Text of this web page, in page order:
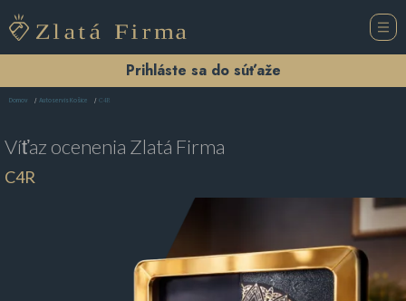
Prihláste sa do súťaže
Domov Autoservis Košice C4R
Víťaz ocenenia Zlatá Firma
C4R